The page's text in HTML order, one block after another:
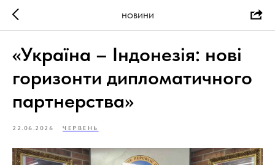
НОВИНИ
«Україна – Індонезія: нові
горизонти дипломатичного
партнерства»
22.06.2026 ЧЕРВЕНЬ